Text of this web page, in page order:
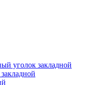
уголок закладной